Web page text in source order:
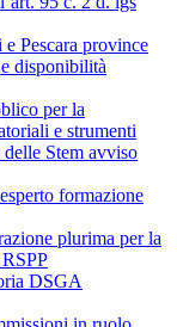
Pescara province
disponibilità
per la
e strumenti
Stem avviso
formazione
plurima per la
DSGA